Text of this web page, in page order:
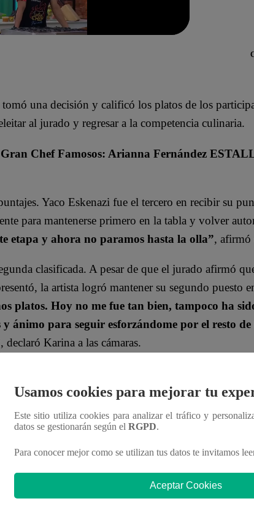
tomó una decisión y calificó los platos de los
al jurado y regresar a la competencia culinaria.
Chef Famosos: Arianna Fernández
Yaco Eskenazi fue el tercero en recibir su
para mantenerse primero en la tabla y volver
etapa y ahora no paramos hasta la olla”, afirmó
clasificada. A pesar de que el jurado afirmó
la artista logró mantener su segundo puesto
platos. Hoy no me fue tan bien, tampoco ha
ánimo para seguir esforzándome por el resto
, declaró Karina a las cámaras.
del último día de Repechaje
Usamos cookies para mejorar tu
Este sitio utiliza cookies para analizar el tráfico y
datos se gestionarán según el RGPD.
Para conocer mejor como se utilizan tus datos te invitamos
Aceptar Cookies